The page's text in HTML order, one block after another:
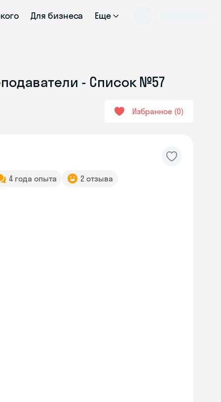
Для бизнеса Еще
- Список №57
Избранное 0
4 года опыта 2 отзыва